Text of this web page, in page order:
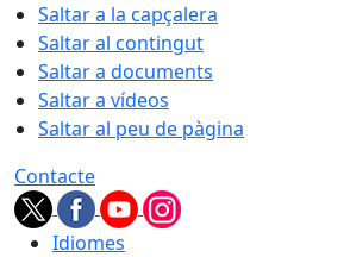
Saltar a la capçalera
Saltar al contingut
Saltar a documents
Saltar a vídeos
Saltar al peu de pàgina
Contacte
Idiomes